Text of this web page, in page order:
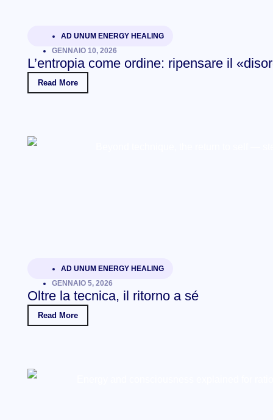
AD UNUM ENERGY HEALING
GENNAIO 10, 2026
L’entropia come ordine: ripensare il
Read More
AD UNUM ENERGY HEALING
GENNAIO 5, 2026
Oltre la tecnica, il ritorno a sé
Read More